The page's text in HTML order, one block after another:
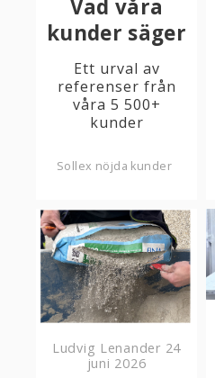
Vad våra
kunder säger
Ett urval av
referenser från
våra 5 500+
kunder
Sollex nöjda kunder
Ludvig Lenander 24
juni 2026